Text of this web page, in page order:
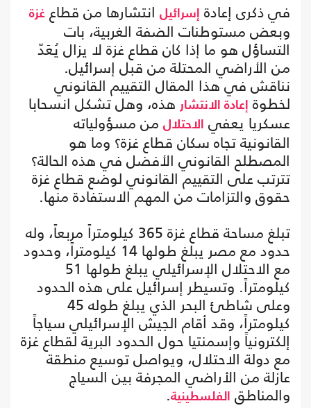
في ذكرى إعادة إسرائيل انتشارها من قطاع غزة
وبعض مستوطنات الضفة الغربية، بات
التساؤل هو ما إذا كان قطاع غزة لا يزال يُعَدّ
من الأراضي المحتلة من قبل إسرائيل.
نناقش في هذا المقال التقييم القانوني
لخطوة إعادة الانتشار هذه، وهل تشكل انسحابا
عسكريا يعفي
الاحتلال من مسؤولياته
القانونية تجاه سكان قطاع غزة؟ وما هو
المصطلح القانوني الأفضل في هذه الحالة؟
تترتب على التقييم القانوني لوضع قطاع غزة
حقوق والتزامات من المهم الاستفادة منها.
تبلغ مساحة قطاع غزة 365 كيلومتراً مربعاً، وله
حدود مع مصر يبلغ طولها 14 كيلومتراً، وحدود
مع الاحتلال الإسرائيلي يبلغ طولها 51
كيلومتراً. وتسيطر إسرائيل على هذه الحدود
وعلى شاطئ البحر الذي يبلغ طوله 45
كيلومتراً، وقد أقام الجيش الإسرائيلي سياجاً
إلكترونياً وإسمنتيا حول الحدود البرية لقطاع غزة
مع دولة الاحتلال، ويواصل توسيع منطقة
عازلة من الأراضي المجرفة بين السياج
والمناطق الفلسطينية.